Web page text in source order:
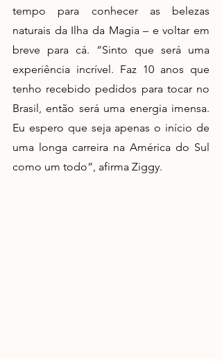
tempo para conhecer as belezas
naturais da Ilha da Magia – e voltar em
breve para cá. “Sinto que será uma
experiência incrível. Faz 10 anos que
tenho recebido pedidos para tocar no
Brasil, então será uma energia imensa.
Eu espero que seja apenas o início de
uma longa carreira na América do Sul
como um todo”, afirma Ziggy.